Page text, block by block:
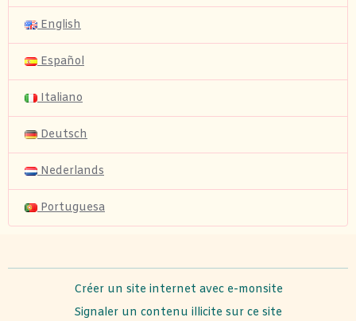
English
Español
Italiano
Deutsch
Nederlands
Portuguesa
Créer un site internet avec e-monsite
Signaler un contenu illicite sur ce site